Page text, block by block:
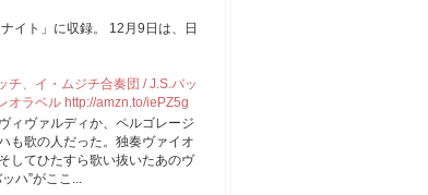
イト」に収録。 12月9日は、日
、イ・ムジチ合奏団 / J.S.バッ
オラベル http://amzn.to/iePZ5g
ィヴァルディか、ペルゴレージ
も歌の人だった。独奏ヴァイオ
してひたすら歌い抜いたあのヴ
ハ”がここ...